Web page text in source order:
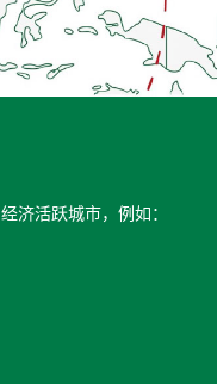
济活跃城市，例如：